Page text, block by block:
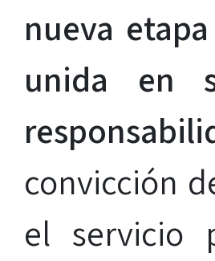
nueva
unida en
convicción
el servicio